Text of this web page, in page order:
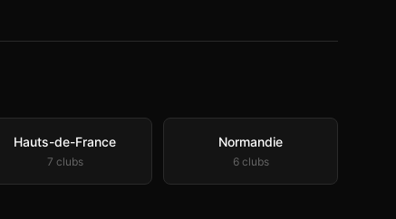
Hauts-de-France
7 clubs
Normandie
6clubs